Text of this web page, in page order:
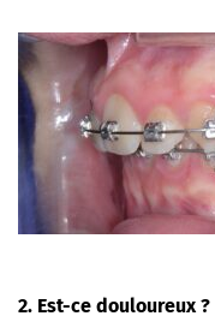
2. Est-ce douloureux ?